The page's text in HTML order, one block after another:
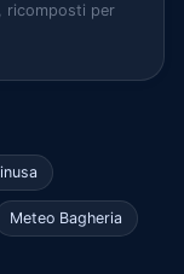
ricomposti per
Meteo Bagheria